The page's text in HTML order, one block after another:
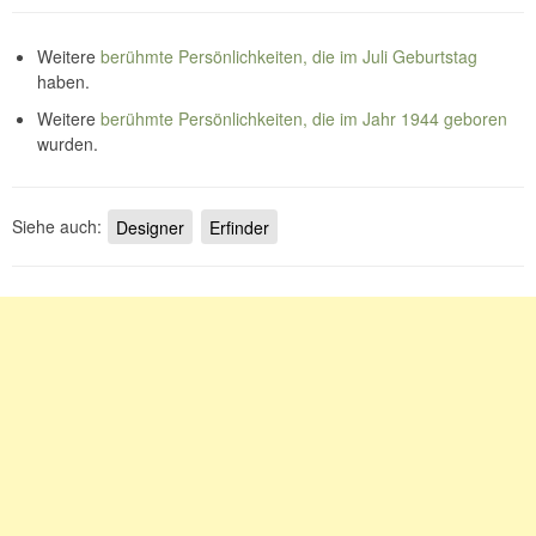
Weitere berühmte Persönlichkeiten, die im Juli Geburtstag
haben.
Weitere berühmte Persönlichkeiten, die im Jahr 1944 geboren
wurden.
Siehe auch: Designer Erfinder